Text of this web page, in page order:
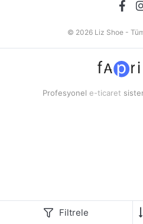
Filtrele
© 2026 Liz Shoe - Tüm
Profesyonel e-ticaret